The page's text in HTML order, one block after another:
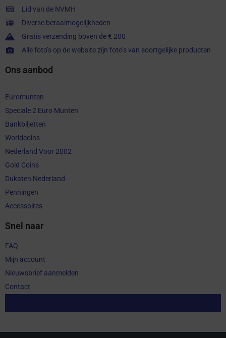
Lid van de NVMH
Diverse betaalmogelijkheden
Gratis verzending boven de € 200
Alle foto’s op de website zijn foto’s van soortgelijke producten
Ons aanbod
Euromunten
Speciale 2 Euro Munten
Bankbiljetten
Worldcoins
Nederland Voor 2002
Gold Coins
Dukaten Nederland
Penningen
Accessoires
Snel naar
FAQ
Mijn account
Nieuwsbrief aanmelden
Contact